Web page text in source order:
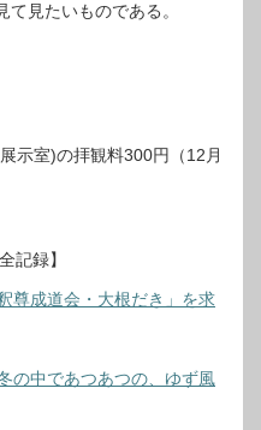
見たいものである。
示室)の拝観料300円（12月
記録】
尊成道会・大根だき」を求
の中であつあつの、ゆず風